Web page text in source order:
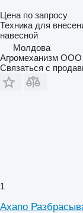
Цена по запросу
Техника для
навесной
Молдова
Агромеханизм ООО
Связаться с
1
Axano